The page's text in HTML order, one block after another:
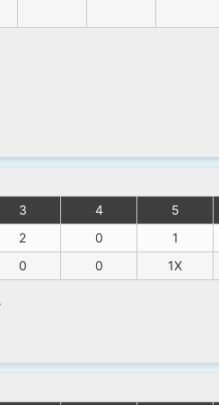
3 4 5
2 0 1
0 0 1X